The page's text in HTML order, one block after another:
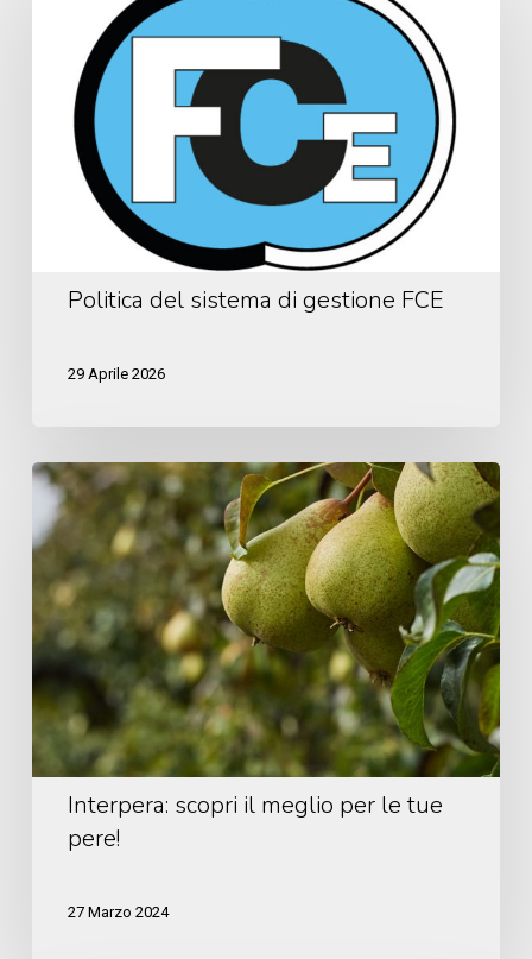
sistema
gestione
Politica del sistema di gestione FCE
29 Aprile 2026
Interpera:
scopri
il
meglio
per
le
tue
pere!
Interpera: scopri il meglio per le tue
pere!
27 Marzo 2024